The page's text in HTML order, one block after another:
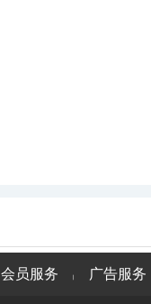
会员服务 | 广告服务